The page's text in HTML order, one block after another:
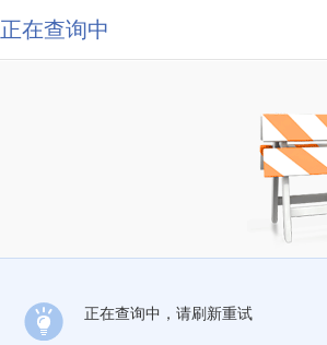
正在查询中
正在查询中，请刷新重试